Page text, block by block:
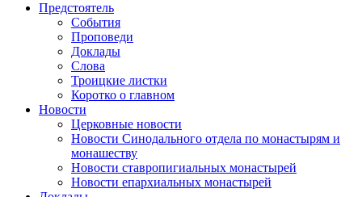
Предстоятель
События
Проповеди
Доклады
Слова
Троицкие листки
Коротко о главном
Новости
Церковные новости
Новости Синодального отдела по монастырям и
монашеству
Новости ставропигиальных монастырей
Новости епархиальных монастырей